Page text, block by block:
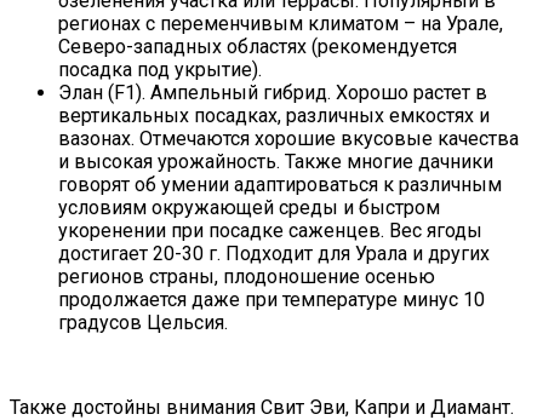
регионах с переменчивым климатом – на Урале,
Северо-западных областях (рекомендуется
посадка под укрытие).
Элан (F1). Ампельный гибрид. Хорошо растет в
вертикальных посадках, различных емкостях и
вазонах. Отмечаются хорошие вкусовые качества
и высокая урожайность. Также многие дачники
говорят об умении адаптироваться к различным
условиям окружающей среды и быстром
укоренении при посадке саженцев. Вес ягоды
достигает 20-30 г. Подходит для Урала и других
регионов страны, плодоношение осенью
продолжается даже при температуре минус 10
градусов Цельсия.
Также достойны внимания Свит Эви, Капри и Диамант.